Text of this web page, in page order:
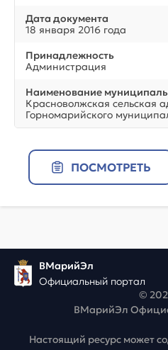
Дата документа
18 января 2016 года
Принадлежность
Администрация
Наименование
Красноволжская сельская
Горномарийского
ПОСМОТРЕТЬ
ВМарийЭл
Официальный портал
©
ВМарийЭл
Настоящий ресурс может